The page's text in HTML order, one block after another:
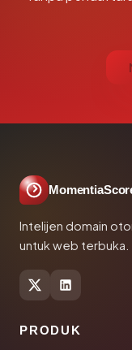
Intelijen domain
untuk web terbuka.
PRODUK